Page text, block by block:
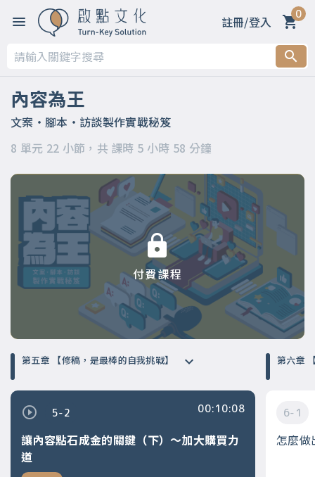
註冊/登入 0
內容為王
文案・腳本・訪談製作實戰秘笈
8 單元 22 小節，共 課時 5 小時 58 分鐘
付費課程
第一章 【內容為王，我們教你如何打造王冠】
第二章 【內容製作，你一定要知道的事】
第三章 【好標題帶你上天堂～掌握關鍵，你也能寫出厲害的
第五章 【修稿，是最棒的自我挑戰】
第六章 【如何進行一場好訪談】
第七章 【千萬不能踩的雷】
第八章 【學完內容製作，更重要的事】
第五章 【修稿，是最棒的自我挑戰】
5-2
讓內容點石成金的關鍵（下）～加大購買力
道
00:10:08 6-1
怎麼做